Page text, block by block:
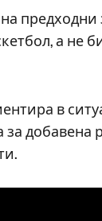
предходни
а не
в
добавена